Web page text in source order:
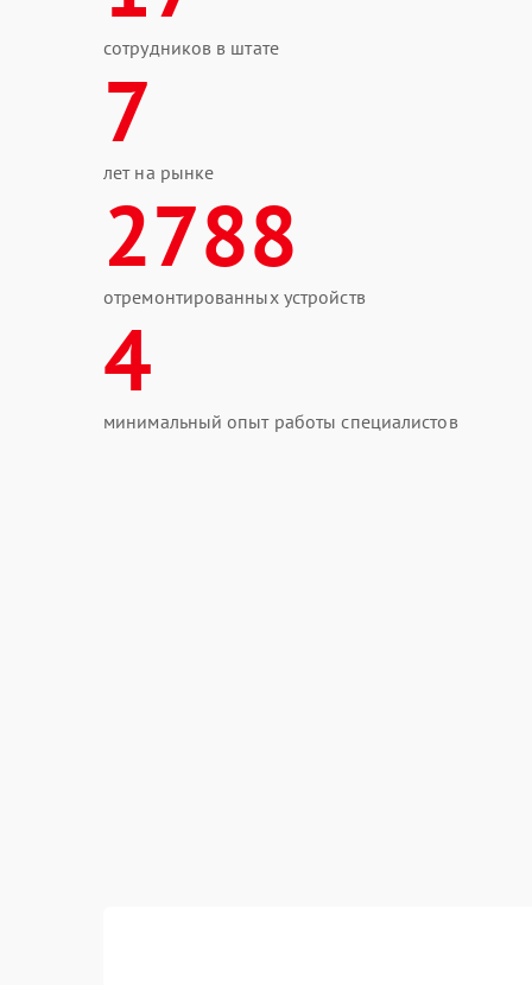
сотрудников в штате
7
лет на рынке
2788
отремонтированных устройств
4
минимальный опыт работы специалистов